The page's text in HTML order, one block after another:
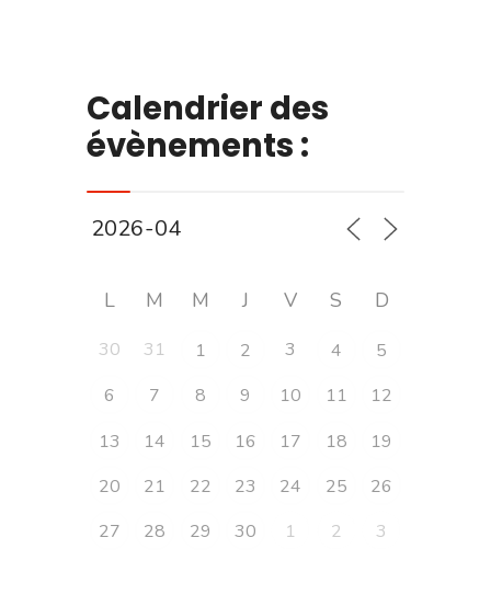
Calendrier des
évènements :
L M M J V S D
30 31 1 2 3 4
5
6
7 8 9 10 11
12
13
14 15 16 17 18
19
20
21 22 23 24 25
26
27
28 29 30 1 2 3